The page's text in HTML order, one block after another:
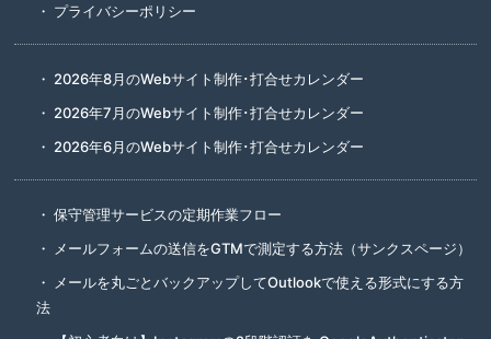
プライバシーポリシー
2026年8月のWebサイト制作･打合せカレンダー
2026年7月のWebサイト制作･打合せカレンダー
2026年6月のWebサイト制作･打合せカレンダー
保守管理サービスの定期作業フロー
メールフォームの送信をGTMで測定する方法（サンクスページ）
メールを丸ごとバックアップしてOutlookで使える形式にする方
法